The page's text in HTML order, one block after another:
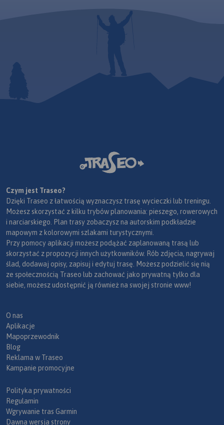
Czym jest Traseo?
Dzięki Traseo z łatwością wyznaczysz trasę wycieczki lub treningu.
Możesz skorzystać z kilku trybów planowania: pieszego, rowerowych
i narciarskiego. Plan trasy zobaczysz na autorskim podkładzie
mapowym z kolorowymi szlakami turystycznymi.
Przy pomocy aplikacji możesz podążać zaplanowaną trasą lub
skorzystać z propozycji innych użytkowników. Rób zdjęcia, nagrywaj
ślad, dodawaj opisy, zapisuj i edytuj trasę. Możesz podzielić się nią
ze społecznością Traseo lub zachować jako prywatną tylko dla
siebie, możesz udostępnić ją również na swojej stronie www!
O nas
Aplikacje
Mapoprzewodnik
Blog
Reklama w Traseo
Kampanie promocyjne
Polityka prywatności
Regulamin
Wgrywanie tras Garmin
Dawna wersja strony